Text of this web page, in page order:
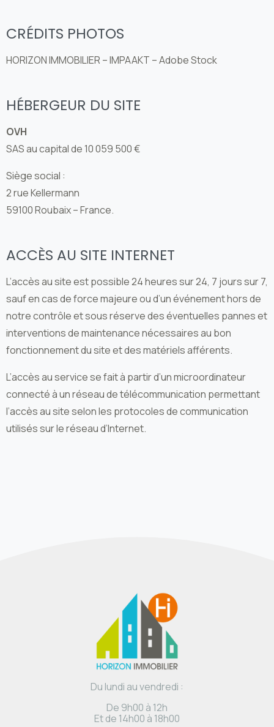
CRÉDITS PHOTOS
HORIZON IMMOBILIER – IMPAAKT – Adobe Stock
HÉBERGEUR DU SITE
OVH
SAS au capital de 10 059 500 €
Siège social :
2 rue Kellermann
59100 Roubaix – France.
ACCÈS AU SITE INTERNET
L’accès au site est possible 24 heures sur 24, 7 jours sur 7,
sauf en cas de force majeure ou d’un événement hors de
notre contrôle et sous réserve des éventuelles pannes et
interventions de maintenance nécessaires au bon
fonctionnement du site et des matériels afférents.
L’accès au service se fait à partir d’un microordinateur
connecté à un réseau de télécommunication permettant
l’accès au site selon les protocoles de communication
utilisés sur le réseau d’Internet.
Du lundi au vendredi :
De 9h00 à 12h
Et de 14h00 à 18h00